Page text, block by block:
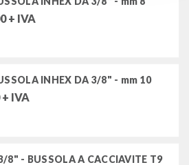
+ IVA
INHEX DA 3/8" - mm 10
+ IVA
8" - BUSSOLA A CACCIAVITE T9